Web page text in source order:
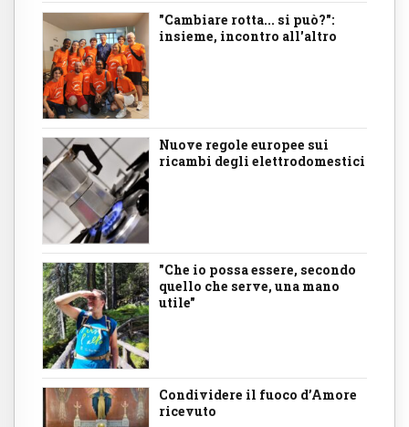
"Cambiare rotta... si può?":
insieme, incontro all'altro
Nuove regole europee sui
ricambi degli elettrodomestici
"Che io possa essere, secondo
quello che serve, una mano
utile"
Condividere il fuoco d’Amore
ricevuto